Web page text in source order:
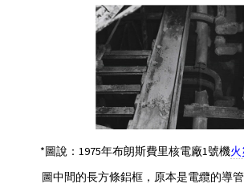
*圖說：1975年布朗斯費里核電廠1號機火
圖中間的長方條鋁框，原本是電纜的導